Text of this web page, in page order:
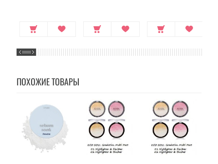
ПОХОЖИЕ ТОВАРЫ